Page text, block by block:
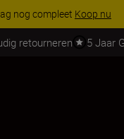
nog compleet Koop nu
retourneren 5 Jaar